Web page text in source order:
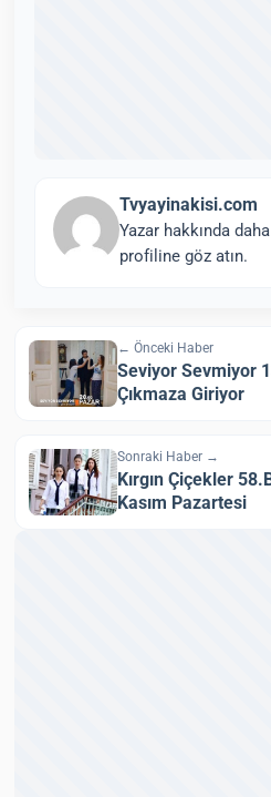
Tvyayinakisi.com
Yazar hakkında
profiline göz atın.
← Önceki Haber
Seviyor Sevmiyor
Çıkmaza Giriyor
Sonraki Haber →
Kırgın Çiçekler
Kasım Pazartesi